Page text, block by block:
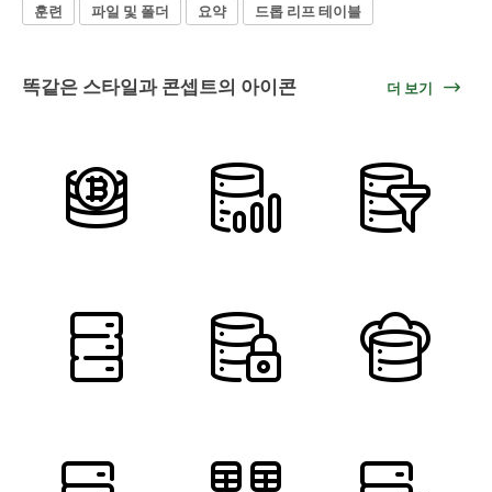
훈련
파일 및 폴더 요약 드롭 리프 테이블
똑같은 스타일과 콘셉트의 아이콘 더 보기